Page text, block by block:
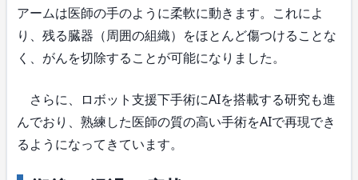
アームは医師の手のように柔軟に動きます。これによ
り、残る臓器（周囲の組織）をほとんど傷つけることな
く、がんを切除することが可能になりました。
さらに、ロボット支援下手術にAIを搭載する研究も進
んでおり、熟練した医師の質の高い手術をAIで再現でき
るようになってきています。